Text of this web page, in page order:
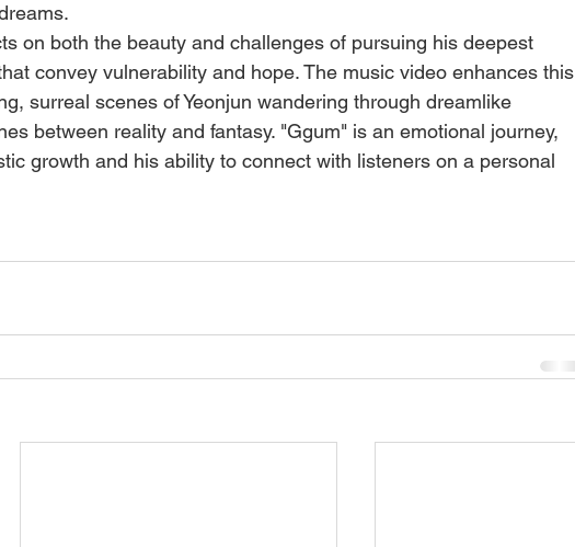
on both the beauty and challenges of pursuing his deepest
convey vulnerability and hope. The music video enhances this
surreal scenes of Yeonjun wandering through dreamlike
between reality and fantasy. "Ggum" is an emotional journey,
growth and his ability to connect with listeners on a personal